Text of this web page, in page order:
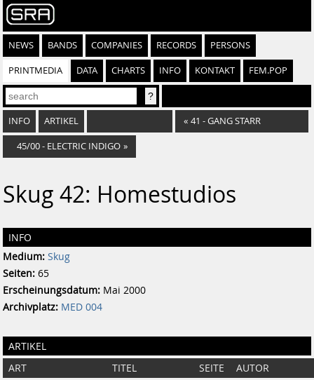
NEWS BANDS COMPANIES RECORDS PERSONS
PRINTMEDIA DATA CHARTS INFO KONTAKT FEM.POP
INFO ARTIKEL « 41 - GANG STARR
45/00 - ELECTRIC INDIGO »
Skug 42: Homestudios
INFO
Medium: Skug
Seiten: 65
Erscheinungsdatum: Mai 2000
Archivplatz: MED 004
ARTIKEL
ART TITEL SEITE
AUTOR